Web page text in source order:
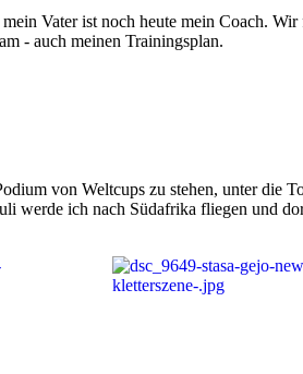
Vater ist noch heute mein Coach.
- auch meinen Trainingsplan.
von Weltcups zu stehen, unter die
werde ich nach Südafrika fliegen und